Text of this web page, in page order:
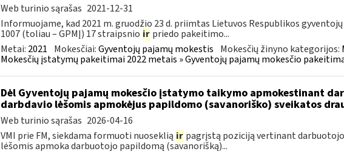
Web turinio sąrašas 2021-12-31
Informuojame, kad 2021 m. gruodžio 23 d. priimtas Lietuvos Respublikos
1007 (toliau – GPMĮ) 17 straipsnio ir priedo pakeitimo...
Metai: 2021 Mokesčiai:Gyventojų pajamų mokestis Mokesčių žinyno kategorijos:
Mokesčių įstatymų pakeitimai 2022 metais » Gyventojų pajamų mokesčio
Dėl Gyventojų pajamų mokesčio įstatymo taikymo apmokestinant
darbdavio lėšomis apmokėjus papildomo (savanoriško) sveikatos
Web turinio sąrašas 2026-04-16
VMI prie FM, siekdama formuoti nuoseklią ir pagrįstą poziciją vertinant darbuotojo
lėšomis apmoka darbuotojo papildomą (savanorišką)...